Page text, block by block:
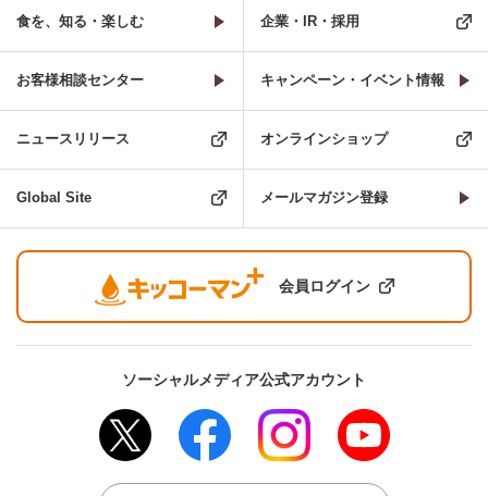
食を、知る・楽しむ 企業・IR・採用
お客様相談センター キャンペーン・イベント情報
ニュースリリース オンラインショップ
Global Site メールマガジン登録
会員ログイン
ソーシャルメディア公式アカウント